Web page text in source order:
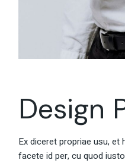
Design
Ex diceret propriae usu, et
facete id per, cu quod